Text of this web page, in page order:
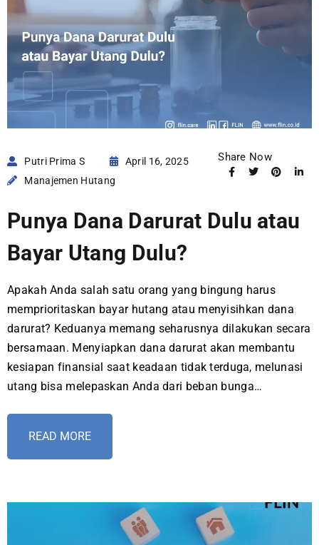
Putri Prima S
April 16, 2025
Manajemen Hutang
Share Now
Punya Dana Darurat Dulu atau
Bayar Utang Dulu?
Apakah Anda salah satu orang yang bingung harus
memprioritaskan bayar hutang atau menyisihkan dana
darurat? Keduanya memang seharusnya dilakukan secara
bersamaan. Menyiapkan dana darurat akan membantu
kesiapan finansial saat keadaan tidak terduga, melunasi
utang bisa melepaskan Anda dari beban bunga…
READ MORE